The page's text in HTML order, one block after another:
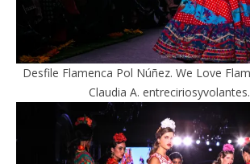
Desfile Flamenca Pol Núñez. We Love
Claudia A.